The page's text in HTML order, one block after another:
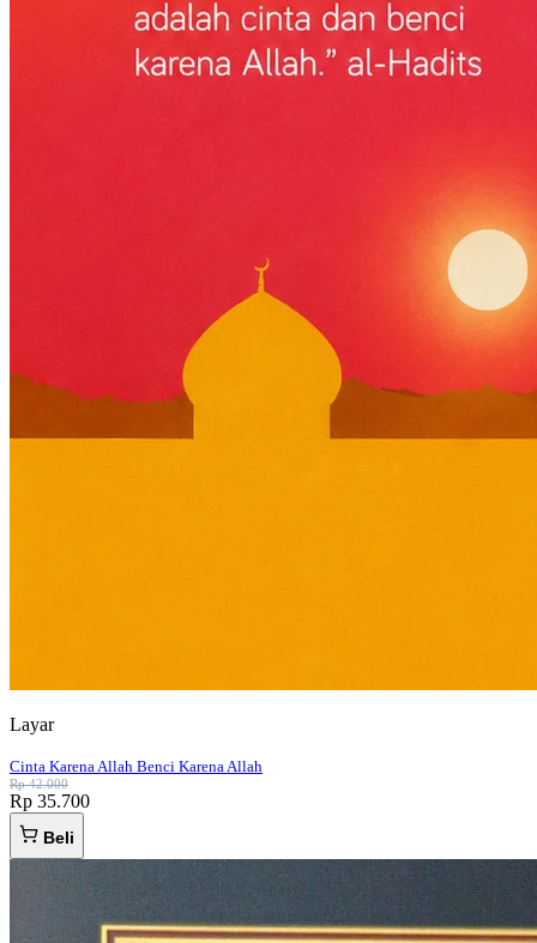
Layar
Cinta Karena Allah Benci Karena Allah
Rp 42.000
Rp 35.700
Beli